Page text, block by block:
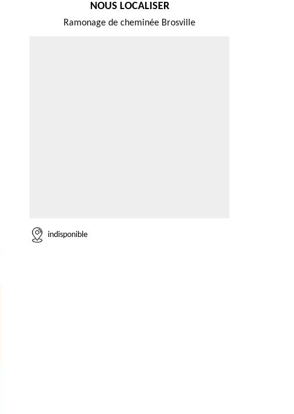
NOUS LOCALISER
Ramonage de cheminée Brosville
indisponible